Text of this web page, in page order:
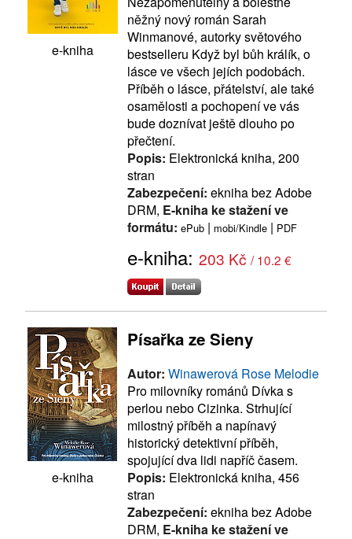
e-kniha
něžný nový román Sarah
Winmanové, autorky světového
bestselleru Když byl bůh králík, o
lásce ve všech jejích podobách.
Příběh o lásce, přátelství, ale také
osamělosti a pochopení ve vás
bude doznívat ještě dlouho po
přečtení.
Popis: Elektronická kniha, 200
stran
Zabezpečení: ekniha bez Adobe
DRM, E-kniha ke stažení ve
formátu: ePub | mobi/Kindle | PDF
e-kniha: 203 Kč / 10.2 €
e-kniha
Písařka ze Sieny
Autor: Winawerová Rose Melodie
Pro milovníky románů Dívka s
perlou nebo Cizinka. Strhující
milostný příběh a napínavý
historický detektivní příběh,
spojující dva lidi napříč časem.
Popis: Elektronická kniha, 456
stran
Zabezpečení: ekniha bez Adobe
DRM, E-kniha ke stažení ve